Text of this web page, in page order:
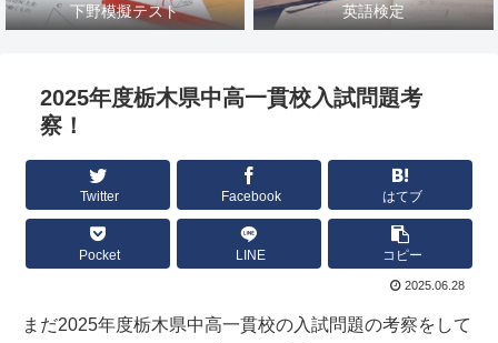
下野模擬テスト 英語検定
2025年度栃木県中高一貫校入試問題考
察！
Twitter Facebook はてブ
Pocket LINE コピー
2025.06.28
まだ2025年度栃木県中高一貫校の入試問題の考察をして